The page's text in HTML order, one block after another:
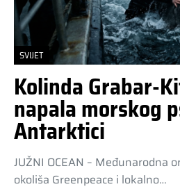
SVIJET
Kolinda Grabar-
napala morskog
Antarktici
JUŽNI OCEAN – Međunarodna
okoliša Greenpeace i lokalno…